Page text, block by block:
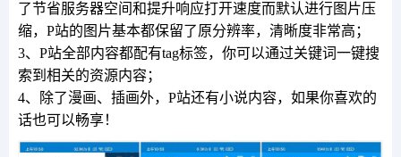
了节省服务器空间和提升响应打开速度而默认进行图片压
缩，P站的图片基本都保留了原分辨率，清晰度非常高；
3、P站全部内容都配有tag标签，你可以通过关键词一键搜
索到相关的资源内容；
4、除了漫画、插画外，P站还有小说内容，如果你喜欢的
话也可以畅享！